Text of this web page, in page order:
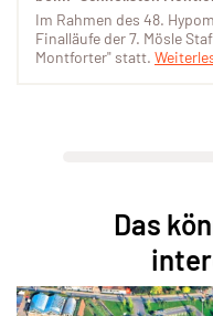
Im Rahmen des 48.
Finalläufe der 7. Mösle
Montforter" statt.
Das